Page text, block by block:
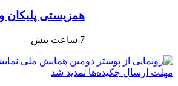
همزیستی پلیکان
7 ساعت پیش